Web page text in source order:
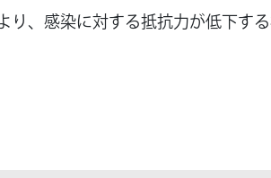
、感染に対する抵抗力が低下す